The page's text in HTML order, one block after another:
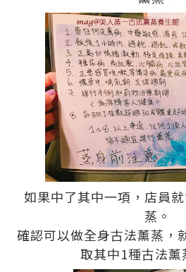
如果中了其中一項，店員
蒸。
確認可以做全身古法薰蒸，
取其中1種古法薰